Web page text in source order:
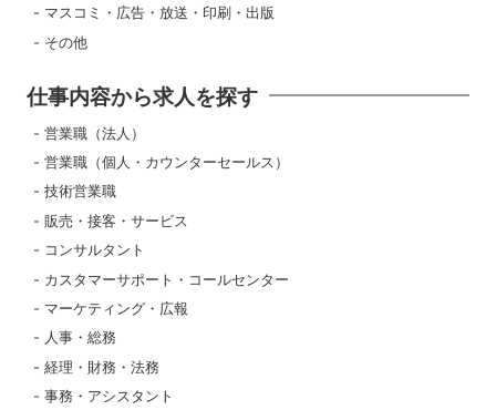
マスコミ・広告・放送・印刷・出版
その他
仕事内容から求人を探す
営業職（法人）
営業職（個人・カウンターセールス）
技術営業職
販売・接客・サービス
コンサルタント
カスタマーサポート・コールセンター
マーケティング・広報
人事・総務
経理・財務・法務
事務・アシスタント